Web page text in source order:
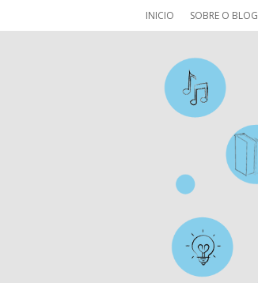
INICIO SOBRE O BLOG